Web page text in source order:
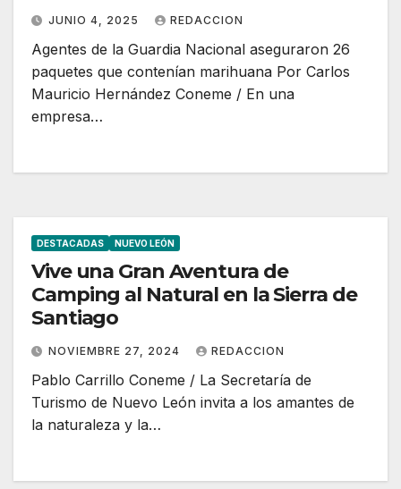
JUNIO 4, 2025 REDACCION
Agentes de la Guardia Nacional aseguraron 26
paquetes que contenían marihuana Por Carlos
Mauricio Hernández Coneme / En una
empresa…
DESTACADAS NUEVO LEÓN
Vive una Gran Aventura de
Camping al Natural en la Sierra de
Santiago
NOVIEMBRE 27, 2024 REDACCION
Pablo Carrillo Coneme / La Secretaría de
Turismo de Nuevo León invita a los amantes de
la naturaleza y la…